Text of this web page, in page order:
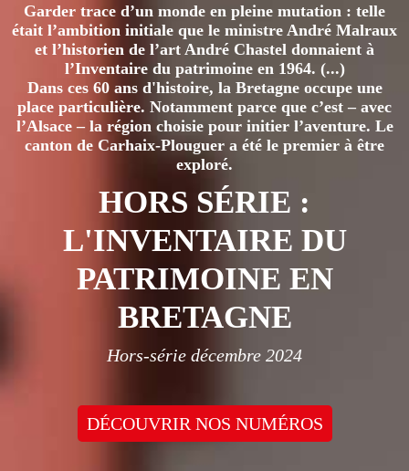
DU
XIXÈME
SIÈCLE
Garder trace d’un monde en pleine mutation : telle
était l’ambition initiale que le ministre André Malraux
et l’historien de l’art André Chastel donnaient à
l’Inventaire du patrimoine en 1964. (...)
Dans ces 60 ans d'histoire, la Bretagne occupe une
place particulière. Notamment parce que c’est – avec
l’Alsace – la région choisie pour initier l’aventure. Le
canton de Carhaix-Plouguer a été le premier à être
exploré.
HORS SÉRIE :
L'INVENTAIRE DU
PATRIMOINE EN
BRETAGNE
Hors-série décembre 2024
DÉCOUVRIR NOS NUMÉROS